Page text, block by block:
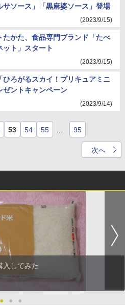
サソース」「黒麻婆ソース」登場
(2023/9/15)
たかた、食品専門ブランド「たべ
ット」スタート
(2023/9/15)
ひろがるスカイ！プリキュアミニ
ゼントキャンペーン
(2023/9/14)
53 54 55 95
次へ
入してみた
● ● ●